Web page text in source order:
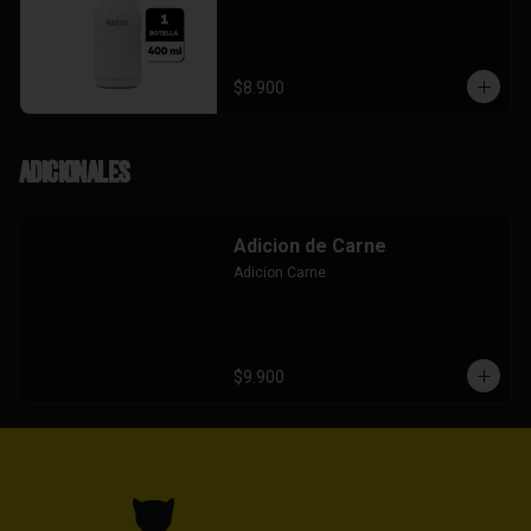
$8.900
Adicionales
Adicion de Carne
Adicion Carne
$9.900